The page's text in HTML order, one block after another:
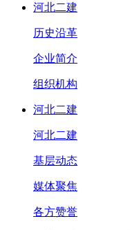
河北二建
历史沿革
企业简介
组织机构
河北二建
河北二建
基层动态
媒体聚焦
各方赞誉